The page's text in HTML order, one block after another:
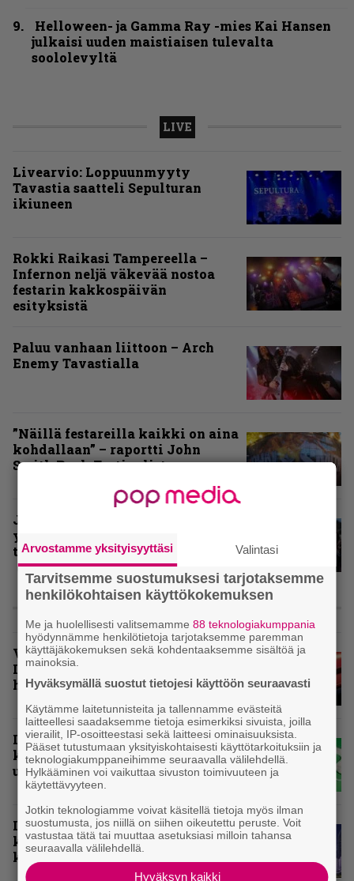
Helloween- ja Gamma Ray -mies Kai Hansen
julkaisi uuden maistiaisen tulevalta
soololevyltä
LIVE
Livearvio: Loppuunmyyty
Tavastia saatteli Sepulturan
ikiuneen
Rokki Raikasi Tampereella –
Infernon neljä väkevää nostoa
festarin kakkospäivän
esityksistä
Paluu vanhaan liittoon – Arch
Enemy Tavastialla
”Näillä festareilla kaikki on aina
kohdallaan” – raportti John
Smith Rock Festivalista
John Smith Rock Festivalin
yleisögalleria – bongaatko itsesi
tai tuttuja joukosta?
Vuoden 2025 raskaimmat –
Infernon toimituskunnan
henkilökohtaiset suosikit
Inferno valikoi vuoden 2025
kovimmat levyt – tässä
ulkomaisten kärkikymmenikkö
Inferno valitsi vuoden 2025
kovimmat levyt – tässä kotimaan
kärkikymmenikkö
Arvostamme yksityisyyttäsi Valintasi
Tarvitsemme suostumuksesi tarjotaksemme
henkilökohtaisen käyttökokemuksen
Me ja huolellisesti valitsemamme88 teknologiakumppania
hyödynnämme henkilötietoja tarjotaksemme paremman
käyttäjäkokemuksen sekä kohdentaaksemme sisältöä ja
mainoksia.
Hyväksymällä suostut tietojesi käyttöön seuraavasti
Käytämme laitetunnisteita ja tallennamme evästeitä
laitteellesi saadaksemme tietoja esimerkiksi sivuista, joilla
vierailit, IP-osoitteestasi sekä laitteesi ominaisuuksista.
Pääset tutustumaan yksityiskohtaisesti käyttötarkoituksiin ja
teknologiakumppaneihimme seuraavalla välilehdellä.
Hylkääminen voi vaikuttaa sivuston toimivuuteen ja
käytettävyyteen.
Jotkin teknologiamme voivat käsitellä tietoja myös ilman
suostumusta, jos niillä on siihen oikeutettu peruste. Voit
vastustaa tätä tai muuttaa asetuksiasi milloin tahansa
seuraavalla välilehdellä.
Hyväksyn kaikki